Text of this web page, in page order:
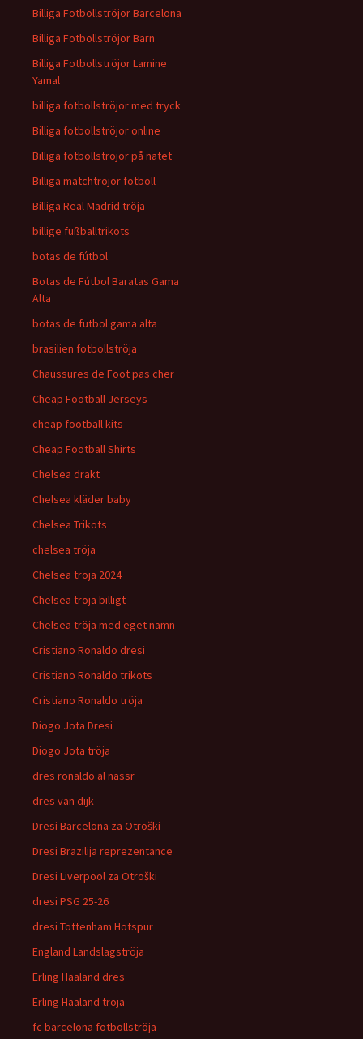
Billiga Fotbollströjor Barcelona
Billiga Fotbollströjor Barn
Billiga Fotbollströjor Lamine
Yamal
billiga fotbollströjor med tryck
Billiga fotbollströjor online
Billiga fotbollströjor på nätet
Billiga matchtröjor fotboll
Billiga Real Madrid tröja
billige fußballtrikots
botas de fútbol
Botas de Fútbol Baratas Gama
Alta
botas de futbol gama alta
brasilien fotbollströja
Chaussures de Foot pas cher
Cheap Football Jerseys
cheap football kits
Cheap Football Shirts
Chelsea drakt
Chelsea kläder baby
Chelsea Trikots
chelsea tröja
Chelsea tröja 2024
Chelsea tröja billigt
Chelsea tröja med eget namn
Cristiano Ronaldo dresi
Cristiano Ronaldo trikots
Cristiano Ronaldo tröja
Diogo Jota Dresi
Diogo Jota tröja
dres ronaldo al nassr
dres van dijk
Dresi Barcelona za Otroški
Dresi Brazilija reprezentance
Dresi Liverpool za Otroški
dresi PSG 25-26
dresi Tottenham Hotspur
England Landslagströja
Erling Haaland dres
Erling Haaland tröja
fc barcelona fotbollströja